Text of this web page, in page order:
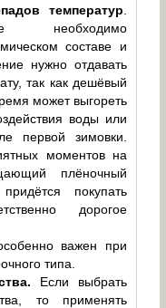
температур
необходимо
составе и
нужно отдавать
так как дешёвый
может выгореть
воды или
первой зимовки.
моментов на
плёночный
покупать
дорогое
важен при
типа.
Если выбрать
то применять